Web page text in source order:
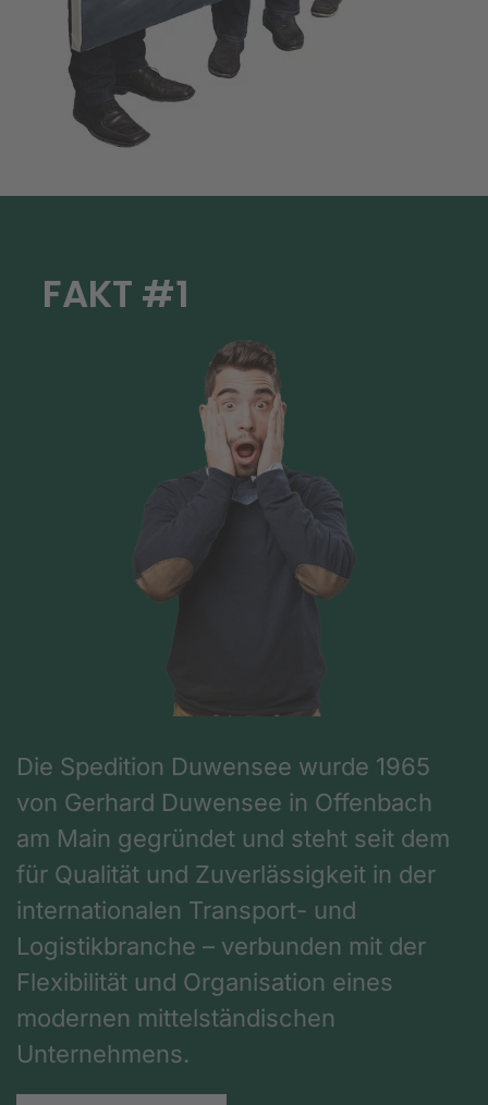
FAKT #1
Die Spedition Duwensee wurde 1965
von Gerhard Duwensee in Offenbach
am Main gegründet und steht seit dem
für Qualität und Zuverlässigkeit in der
internationalen Transport- und
Logistikbranche – verbunden mit der
Flexibilität und Organisation eines
modernen mittelständischen
Unternehmens.